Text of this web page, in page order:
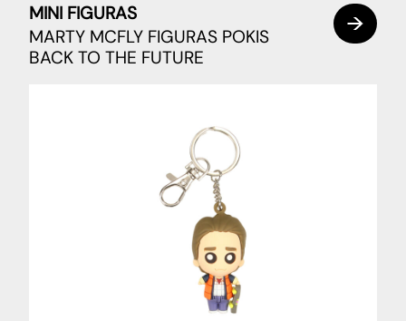
MINI FIGURAS
MARTY MCFLY FIGURAS POKIS
BACK TO THE FUTURE